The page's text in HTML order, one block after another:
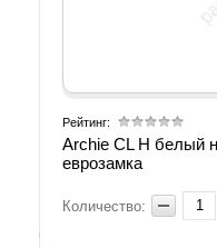
Рейтинг:
Archie CL H белый
еврозамка
Количество: